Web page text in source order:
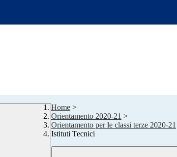
Home >
Orientamento 2020-21 >
Orientamento per le classi terze 2020-21
Istituti Tecnici